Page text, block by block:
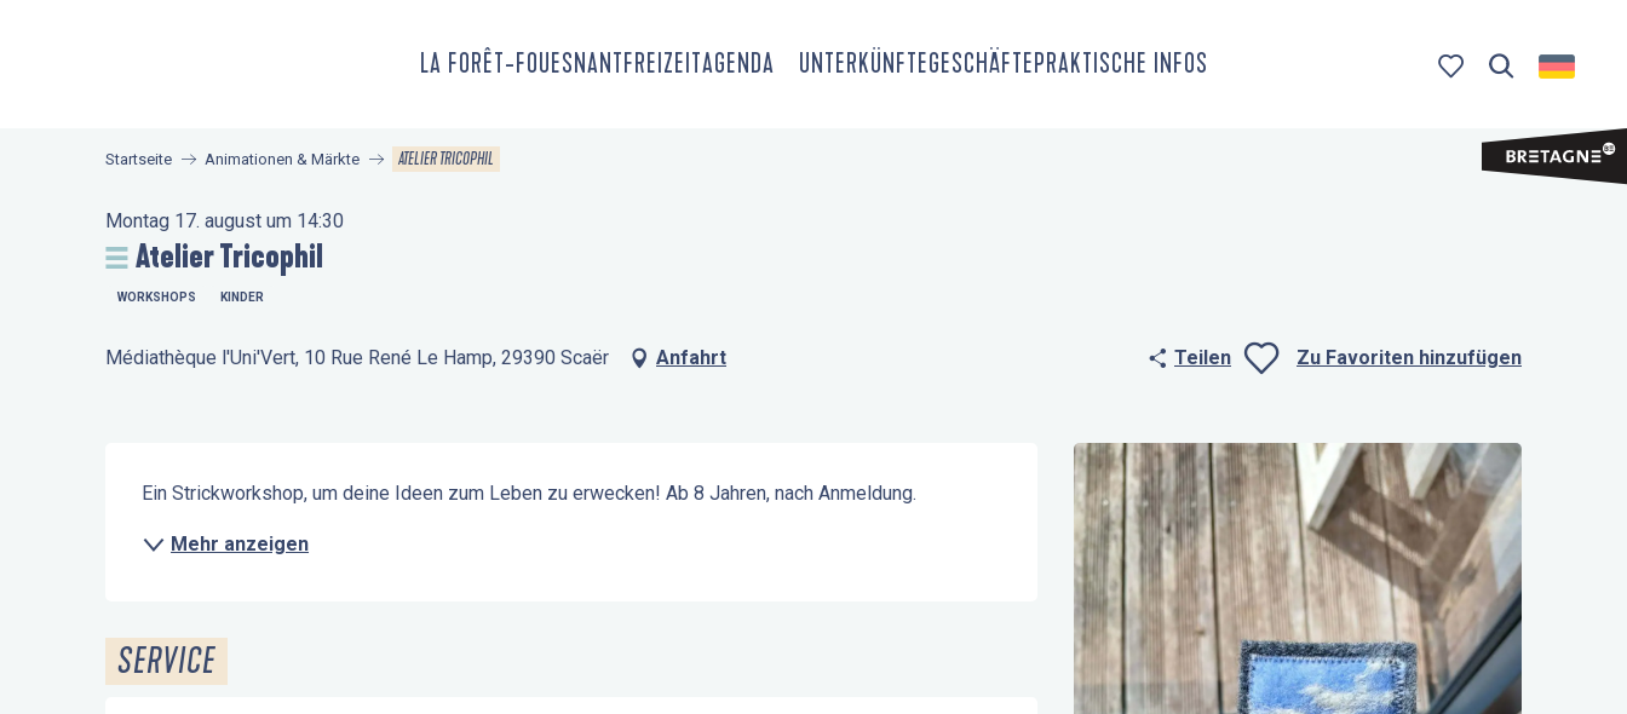
LA FORÊT-FOUESNANTFREIZEITAGENDA UNTERKÜNFTEGESCHÄFTEPRAKTISCHE INFOS
Startseite Animationen & Märkte ATELIER TRICOPHIL
Montag 17. august um 14:30
Atelier Tricophil
WORKSHOPS KINDER
Médiathèque l'Uni'Vert, 10 Rue René Le Hamp, 29390 Scaër Anfahrt Teilen Zu Favoriten hinzufügen
Beschreibung
Ein Strickworkshop, um deine Ideen zum Leben zu erwecken! Ab 8 Jahren, nach Anmeldung.
Mehr anzeigen
SERVICE